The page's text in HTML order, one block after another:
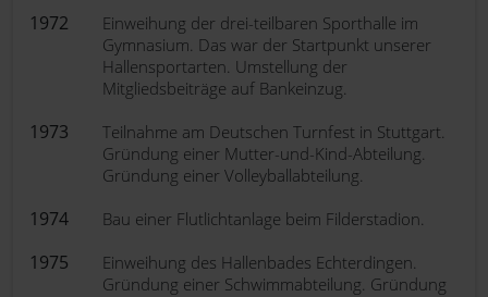
1972
Einweihung der drei-teilbaren Sporthalle im
Gymnasium. Das war der Startpunkt unserer
Hallensportarten. Umstellung der
Mitgliedsbeiträge auf Bankeinzug.
1973
Teilnahme am Deutschen Turnfest in Stuttgart.
Gründung einer Mutter-und-Kind-Abteilung.
Gründung einer Volleyballabteilung.
1974 Bau einer Flutlichtanlage beim Filderstadion.
1975
Einweihung des Hallenbades Echterdingen.
Gründung einer Schwimmabteilung. Gründung